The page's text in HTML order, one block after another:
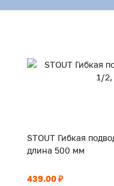
STOUT Гибкая
длина 500 мм
439.00 ₽